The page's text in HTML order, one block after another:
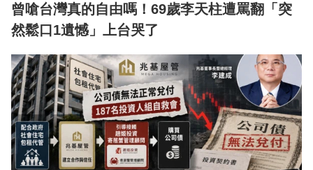
曾嗆台灣真的自由嗎！69歲李天柱遭罵翻「突
然鬆口1遺憾」上台哭了